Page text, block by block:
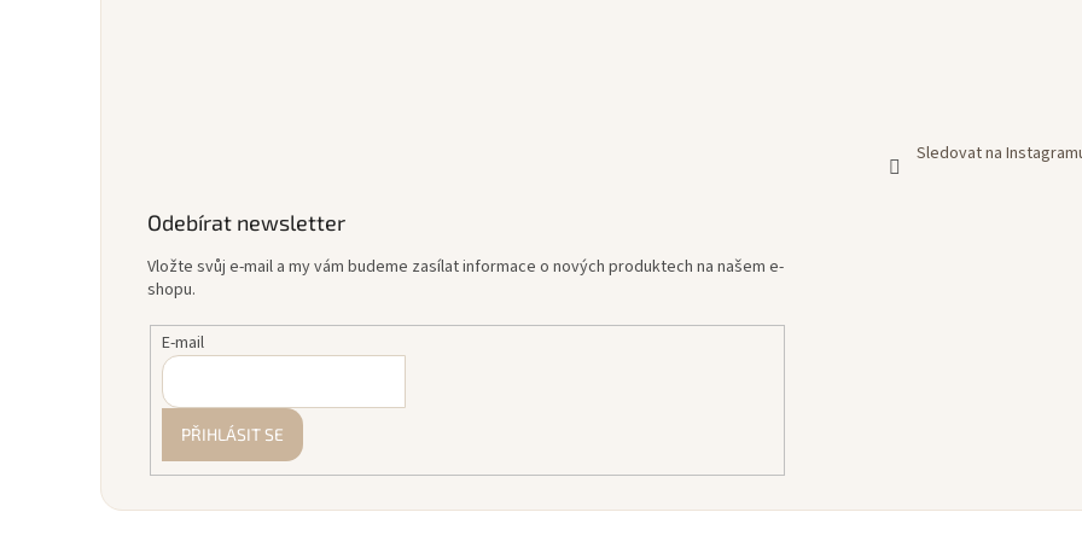
Sledovat na
Odebírat newsletter
Vložte svůj e-mail a my vám budeme zasílat informace o nových produktech na našem e-
shopu.
E-mail
PŘIHLÁSIT SE